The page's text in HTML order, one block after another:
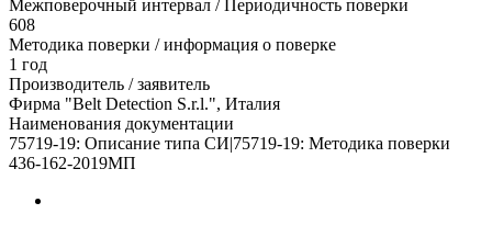
Межповерочный интервал / Периодичность поверки
608
Методика поверки / информация о поверке
1 год
Производитель / заявитель
Фирма "Belt Detection S.r.l.", Италия
Наименования документации
75719-19: Описание типа СИ|75719-19: Методика поверки
436-162-2019МП